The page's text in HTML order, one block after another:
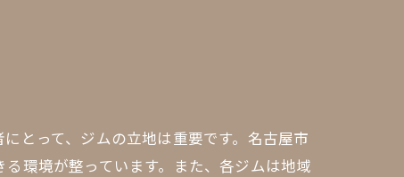
とって、ジムの立地は重要です。名古屋市
環境が整っています。また、各ジムは地域